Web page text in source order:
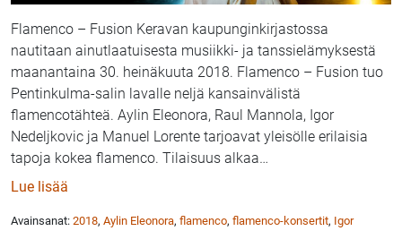
Flamenco – Fusion Keravan kaupunginkirjastossa
nautitaan ainutlaatuisesta musiikki- ja tanssielämyksestä
maanantaina 30. heinäkuuta 2018. Flamenco – Fusion tuo
Pentinkulma-salin lavalle neljä kansainvälistä
flamencotähteä. Aylin Eleonora, Raul Mannola, Igor
Nedeljkovic ja Manuel Lorente tarjoavat yleisölle erilaisia
tapoja kokea flamenco. Tilaisuus alkaa…
Lue lisää
Avainsanat: 2018, Aylin Eleonora, flamenco, flamenco-konsertit, Igor